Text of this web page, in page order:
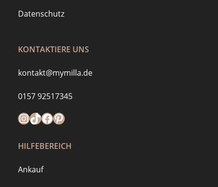
Datenschutz
KONTAKTIERE UNS
kontakt@mymilla.de
0157 92517345
Instagram
https://www.tiktok.com/@mymilla.de
Facebook
Pinterest
HILFEBEREICH
Ankauf